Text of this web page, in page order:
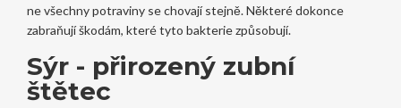
ne všechny potraviny se chovají stejně. Některé dokonce
zabraňují škodám, které tyto bakterie způsobují.
Sýr - přirozený zubní
štětec